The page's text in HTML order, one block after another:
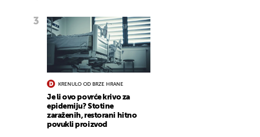
KRENULO OD BRZE HRANE
Je li ovo povrće krivo za
epidemiju? Stotine
zaraženih, restorani hitno
povukli proizvod